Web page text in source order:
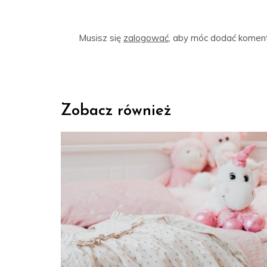
Musisz się zalogować , aby móc dodać
Zobacz również